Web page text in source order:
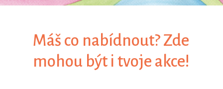
Máš co nabídnout? Zde
mohou být i tvoje akce!